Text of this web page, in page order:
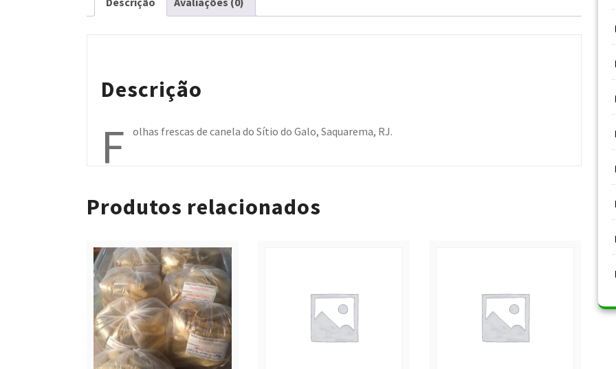
Descrição
F olhas frescas de canela do Sítio do Galo, Saquarema, RJ.
Produtos relacionados